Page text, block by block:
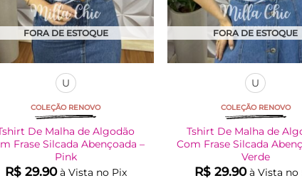
produto
produto
FORA DE ESTOQUE
U
COLEÇÃO RENOVO
De Malha de Algodão
Frase Silcada Abençoada –
Pink
R$29.90 à Vista no Pix
FORA DE ESTOQUE
U
COLEÇÃO RENOVO
Tshirt De Malha de
Com Frase Silcada
Verde
R$ 29.90 à Vista no